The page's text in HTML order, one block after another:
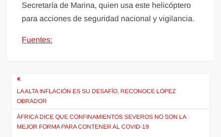
Secretaría de Marina, quien usa este helicóptero
para acciones de seguridad nacional y vigilancia.
Fuentes:
Navegación
de
entradas
LA ALTA INFLACIÓN ES SU DESAFÍO, RECONOCE LÓPEZ
OBRADOR
ÁFRICA DICE QUE CONFINAMIENTOS SEVEROS NO SON LA
MEJOR FORMA PARA CONTENER AL COVID-19